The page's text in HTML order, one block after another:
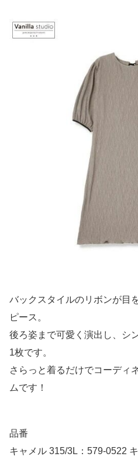
バックスタイルのリボンが目
ピース。
後ろ姿まで可愛く演出し、シ
1枚です。
さらっと着るだけでコーディ
ムです！
品番
キャメル 315/3L：579-0522